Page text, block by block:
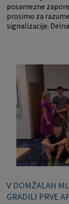
posamezne
prosimo za
signalizacije.
V DOMŽALAH
GRADILI PRVE